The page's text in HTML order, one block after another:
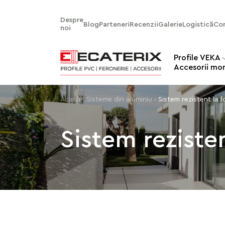
Despre
noi
BlogParteneriRecenziiGalerieLogistică
Profile VEKA
Аccesorii
Acasă Sisteme din aluminiu Sistem rezistent la
Sistem